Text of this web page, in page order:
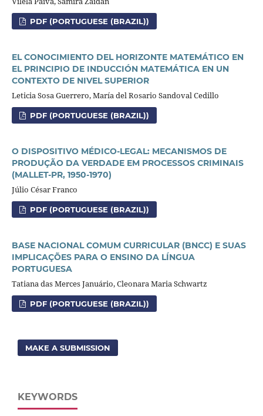
PDF (PORTUGUESE (BRAZIL))
EL CONOCIMIENTO DEL HORIZONTE MATEMÁTICO EN
EL PRINCIPIO DE INDUCCIÓN MATEMÁTICA EN UN
CONTEXTO DE NIVEL SUPERIOR
Leticia Sosa Guerrero, María del Rosario Sandoval Cedillo
PDF (PORTUGUESE (BRAZIL))
O DISPOSITIVO MÉDICO-LEGAL: MECANISMOS DE
PRODUÇÃO DA VERDADE EM PROCESSOS CRIMINAIS
(MALLET-PR, 1950-1970)
Júlio César Franco
PDF (PORTUGUESE (BRAZIL))
BASE NACIONAL COMUM CURRICULAR (BNCC) E SUAS
IMPLICAÇÕES PARA O ENSINO DA LÍNGUA
PORTUGUESA
Tatiana das Merces Januário, Cleonara Maria Schwartz
PDF (PORTUGUESE (BRAZIL))
MAKE A SUBMISSION
KEYWORDS